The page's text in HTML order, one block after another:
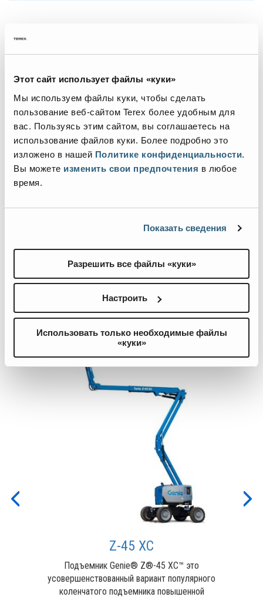
Этот сайт использует файлы «куки»
Мы используем файлы куки, чтобы сделать
пользование веб-сайтом Terex более удобным для
вас. Пользуясь этим сайтом, вы соглашаетесь на
использование файлов куки. Более подробно это
изложено в нашей Политике конфиденциальности.
Вы можете изменить свои предпочтения в любое
время.
Показать сведения
Разрешить все файлы «куки»
Настроить
Использовать только необходимые файлы
«куки»
Характеристики Загрузки
Specification Value
Максимальная рабочая высота
Макс. горизонтальный вылет –| 7,65 м
Макс. зазор до препятствия внизу при
переносе
–| 7,24 м
Грузоподъемность платформы
Сопутствующие товары, навесные
приспособления и аксессуары
Previous
Z-45 XC
Подъемник Genie® Z®-45 XC™ это
усовершенствованный вариант популярного
коленчатого подъемника повышенной